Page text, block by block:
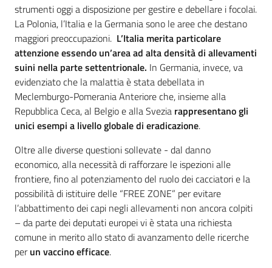
Regione
Emilia-
Romagna
Regione
Novità
Servizi
Leggi Atti Bandi
strumenti oggi a disposizione per gestire e debellare i focolai.
La Polonia, l’Italia e la Germania sono le aree che destano
maggiori preoccupazioni. L’Italia merita particolare
attenzione essendo un’area ad alta densità di allevamenti
suini nella parte settentrionale. In Germania, invece, va
evidenziato che la malattia è stata debellata in
Meclemburgo-Pomerania Anteriore che, insieme alla
Repubblica Ceca, al Belgio e alla Svezia rappresentano gli
unici esempi a livello globale di eradicazione.
Oltre alle diverse questioni sollevate - dal danno
economico, alla necessità di rafforzare le ispezioni alle
frontiere, fino al potenziamento del ruolo dei cacciatori e la
possibilità di istituire delle “FREE ZONE” per evitare
l’abbattimento dei capi negli allevamenti non ancora colpiti
– da parte dei deputati europei vi è stata una richiesta
comune in merito allo stato di avanzamento delle ricerche
perun vaccino efficace.